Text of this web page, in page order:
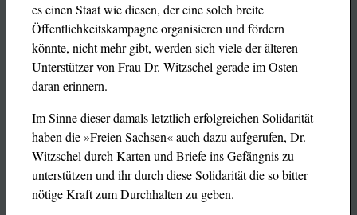
es einen Staat wie diesen, der eine solch breite
Öffentlichkeitskampagne organisieren und fördern
könnte, nicht mehr gibt, werden sich viele der älteren
Unterstützer von Frau Dr. Witzschel gerade im Osten
daran erinnern.
Im Sinne dieser damals letztlich erfolgreichen Solidarität
haben die »Freien Sachsen« auch dazu aufgerufen, Dr.
Witzschel durch Karten und Briefe ins Gefängnis zu
unterstützen und ihr durch diese Solidarität die so bitter
nötige Kraft zum Durchhalten zu geben.